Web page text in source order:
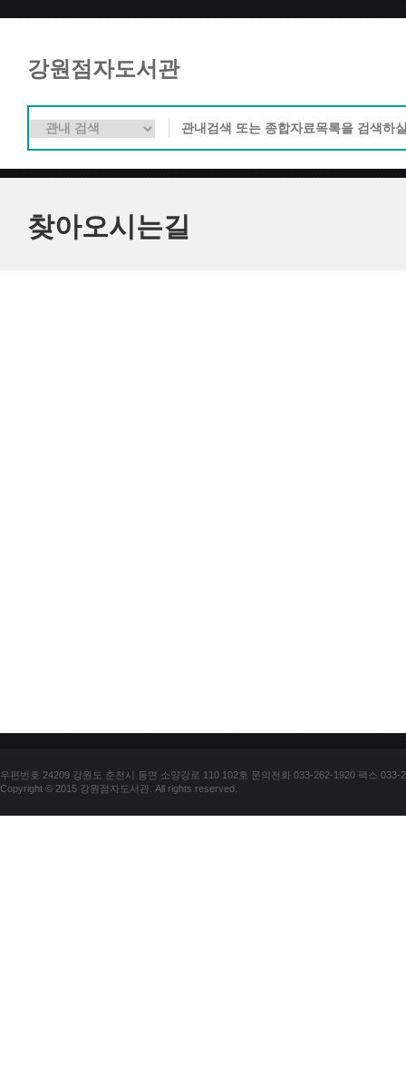
강원점자도서관
찾아오시는길
우편번호 24209 강원도 춘천시 동면 소양강로 110 102호 문의전화 033-262-1920 팩스 033-
Copyright © 2015 강원점자도서관. All rights reserved.